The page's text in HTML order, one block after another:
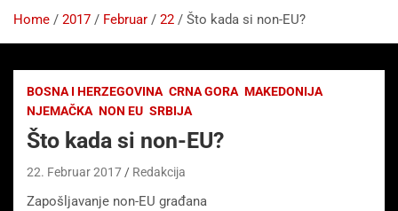
Home 2017 Februar 22 Što kada si non-EU?
BOSNA I HERZEGOVINA CRNA GORA MAKEDONIJA
NJEMAČKA NON EU SRBIJA
Što kada si non-EU?
22. Februar 2017 Redakcija
Zapošljavanje non-EU građana